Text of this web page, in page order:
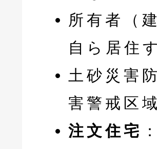
所有者（
自ら居住
土砂災害
害警戒区
注文住宅